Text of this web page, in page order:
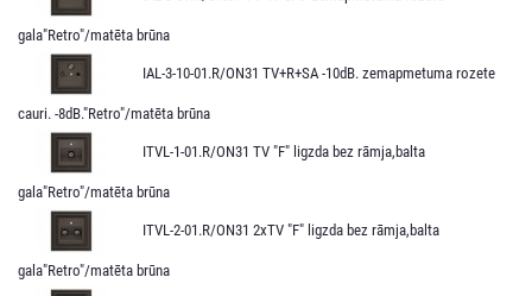
gala"Retro"/matēta brūna
IAL-3-10-01.R/ON31 TV+R+SA -10dB. zemapmetuma rozete
cauri. -8dB."Retro"/matēta brūna
ITVL-1-01.R/ON31 TV "F" ligzda bez rāmja,balta
gala"Retro"/matēta brūna
ITVL-2-01.R/ON31 2xTV "F" ligzda bez rāmja,balta
gala"Retro"/matēta brūna